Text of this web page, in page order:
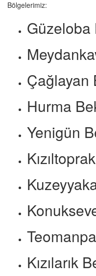
Bölgelerimiz:
Güzeloba
Çağlayan
Hurma
Yenigün
Kızılarık